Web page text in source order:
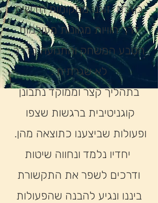
בן\בת זוגנו ממקומות חדשים
דרך חוויות מגוונות מעולמות
הטבע המשחק והתנועה בדרך
לא שגרתית .
בתהליך קצר וממוקד נתבונן
קוגניטיבית ברגשות שצפו
ופעולות שביצענו כתוצאה מהן.
יחדיו נלמד ונחווה שיטות
ודרכים לשפר את התקשורת
ביננו ונגיע להבנה שהפעולות